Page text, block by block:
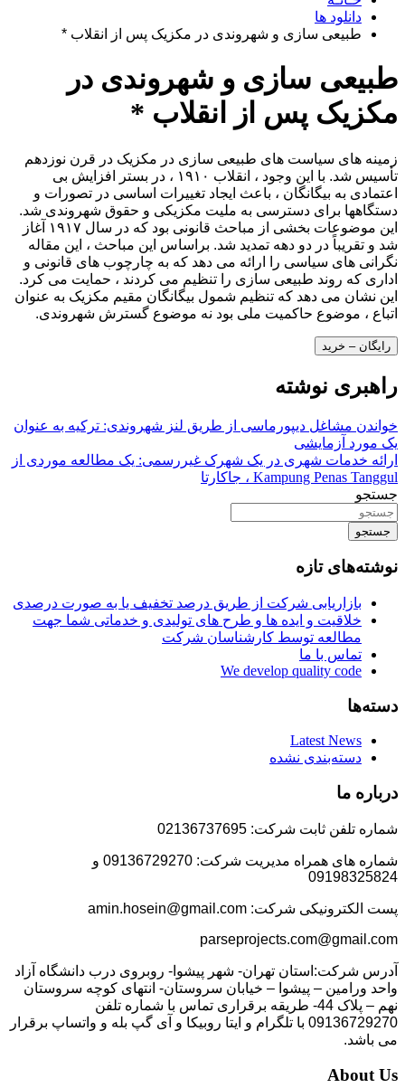
دانلود ها
طبیعی سازی و شهروندی در مکزیک پس از انقلاب *
طبیعی سازی و شهروندی در
مکزیک پس از انقلاب *
زمینه های سیاست های طبیعی سازی در مکزیک در قرن نوزدهم
تأسیس شد. با این وجود ، انقلاب ۱۹۱۰ ، در بستر افزایش بی
اعتمادی به بیگانگان ، باعث ایجاد تغییرات اساسی در تصورات و
دستگاهها برای دسترسی به ملیت مکزیکی و حقوق شهروندی شد.
این موضوعات بخشی از مباحث قانونی بود که در سال ۱۹۱۷ آغاز
شد و تقریباً در دو دهه تمدید شد. براساس این مباحث ، این مقاله
نگرانی های سیاسی را ارائه می دهد که به چارچوب های قانونی و
اداری که روند طبیعی سازی را تنظیم می کردند ، حمایت می کرد.
این نشان می دهد که تنظیم شمول بیگانگان مقیم مکزیک به عنوان
اتباع ، موضوع حاکمیت ملی بود نه موضوع گسترش شهروندی.
رایگان – خرید
راهبری نوشته
خواندن مشاغل دیپورماسی از طریق لنز شهروندی: ترکیه به عنوان
یک مورد آزمایشی
ارائه خدمات شهری در یک شهرک غیررسمی: یک مطالعه موردی از
Kampung Penas Tanggul ، جاکارتا
جستجو
جستجو
نوشته‌های تازه
بازاریابی شرکت از طریق درصد تخفیف یا به صورت درصدی
خلاقیت و ایده ها و طرح های تولیدی و خدماتی شما جهت
مطالعه توسط کارشناسان شرکت
تماس با ما
We develop quality code
دسته‌ها
Latest News
دسته‌بندی نشده
درباره ما
شماره تلفن ثابت شرکت: 02136737695
شماره های همراه مدیریت شرکت: 09136729270 و
09198325824
پست الکترونیکی شرکت: amin.hosein@gmail.com
parseprojects.com@gmail.com
آدرس شرکت:استان تهران- شهر پیشوا- روبروی درب دانشگاه آزاد
واحد ورامین – پیشوا – خیابان سروستان- انتهای کوچه سروستان
نهم – پلاک 44- طریقه برقراری تماس با شماره تلفن
09136729270 با تلگرام و ایتا روبیکا و آی گپ بله و واتساپ برقرار
می باشد.
About Us